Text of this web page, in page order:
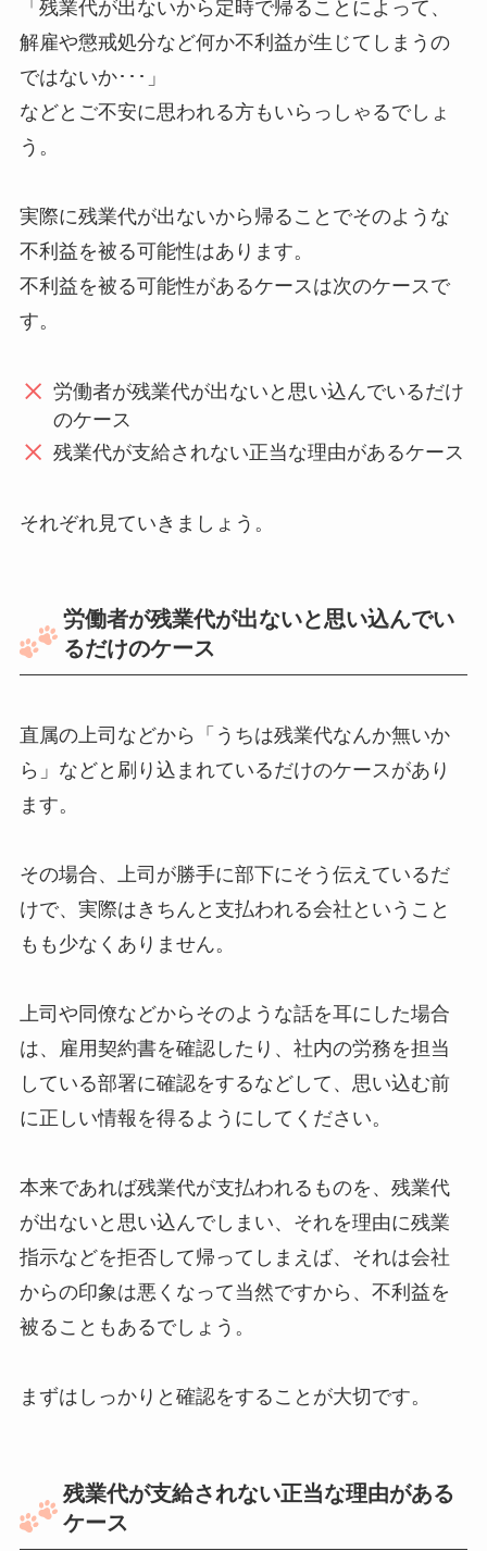
「残業代が出ないから定時で帰ることによって、
解雇や懲戒処分など何か不利益が生じてしまうの
ではないか･･･」
などとご不安に思われる方もいらっしゃるでしょ
う。
実際に残業代が出ないから帰ることでそのような
不利益を被る可能性はあります。
不利益を被る可能性があるケースは次のケースで
す。
労働者が残業代が出ないと思い込んでいるだけ
のケース
残業代が支給されない正当な理由があるケース
それぞれ見ていきましょう。
労働者が残業代が出ないと思い込んでい
るだけのケース
直属の上司などから「うちは残業代なんか無いか
ら」などと刷り込まれているだけのケースがあり
ます。
その場合、上司が勝手に部下にそう伝えているだ
けで、実際はきちんと支払われる会社ということ
もも少なくありません。
上司や同僚などからそのような話を耳にした場合
は、雇用契約書を確認したり、社内の労務を担当
している部署に確認をするなどして、思い込む前
に正しい情報を得るようにしてください。
本来であれば残業代が支払われるものを、残業代
が出ないと思い込んでしまい、それを理由に残業
指示などを拒否して帰ってしまえば、それは会社
からの印象は悪くなって当然ですから、不利益を
被ることもあるでしょう。
まずはしっかりと確認をすることが大切です。
残業代が支給されない正当な理由がある
ケース